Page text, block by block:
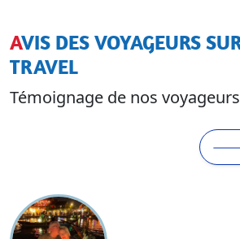
AVIS DES VOYAGEURS SUR ASIATICA
TRAVEL
Témoignage de nos voyageurs